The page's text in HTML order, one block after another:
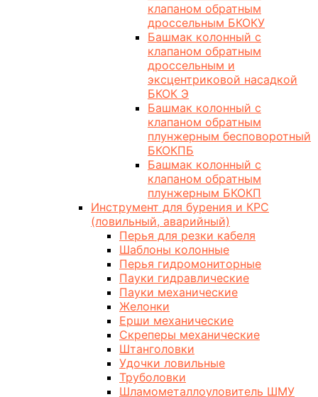
клапаном обратным
дроссельным БКОКУ
Башмак колонный с
клапаном обратным
дроссельным и
эксцентриковой насадкой
БКОК Э
Башмак колонный с
клапаном обратным
плунжерным бесповоротный
БКОКПБ
Башмак колонный с
клапаном обратным
плунжерным БКОКП
Инструмент для бурения и КРС
(ловильный, аварийный)
Перья для резки кабеля
Шаблоны колонные
Перья гидромониторные
Пауки гидравлические
Пауки механические
Желонки
Ерши механические
Скреперы механические
Штанголовки
Удочки ловильные
Труболовки
Шламометаллоуловитель ШМУ